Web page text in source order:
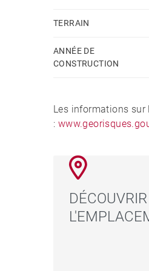
Bien rare, à visiter
copropriété: 30 -
des dépenses
l'année 2021 :
TERRAIN
ANNÉE DE
CONSTRUCTION
Les informations sur
:
DÉCOUVRIR